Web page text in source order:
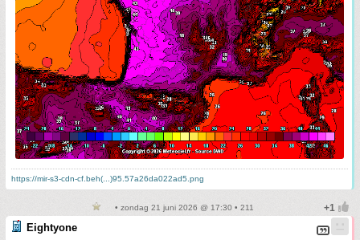
https://mir-s3-cdn-cf.beh(...)95.57a26da022ad5.png
• zondag 21 juni 2026 @ 17:30 • 211
Eightyone